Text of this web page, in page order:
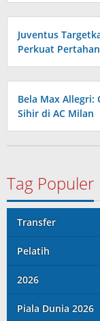
Juventus
Perkuat
Bela Max Allegri:
Sihir di AC Milan
Tag Populer
Transfer
Pelatih
2026
Piala Dunia 2026